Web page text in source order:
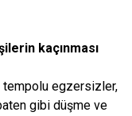
kaçınması
tempolu egzersizler,
gibi düşme ve